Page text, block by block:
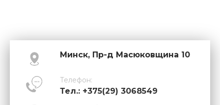
Минск, Пр-д Масюковщина 10
Телефон:
Тел.: +375(29) 3068549